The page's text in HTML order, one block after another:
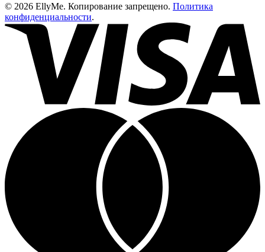
© 2026 EllyMe. Копирование запрещено. Политика
конфиденциальности.